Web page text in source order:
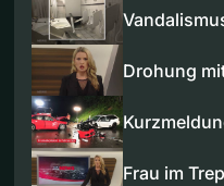
Drohung
Frau im